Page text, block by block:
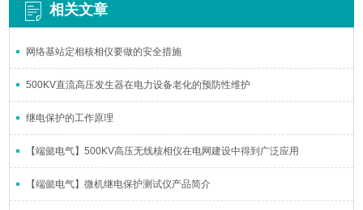
相关文章
网络基站定相核相仪要做的安全措施
500KV直流高压发生器在电力设备老化的预防性维护
继电保护的工作原理
【端懿电气】500KV高压无线核相仪在电网建设中得到广泛应用
【端懿电气】微机继电保护测试仪产品简介